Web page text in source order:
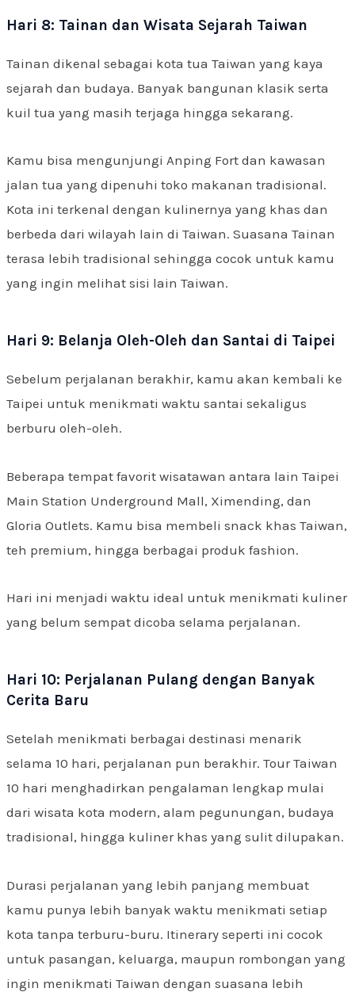
Hari 8: Tainan dan Wisata Sejarah Taiwan
Tainan dikenal sebagai kota tua Taiwan yang kaya
sejarah dan budaya. Banyak bangunan klasik serta
kuil tua yang masih terjaga hingga sekarang.
Kamu bisa mengunjungi Anping Fort dan kawasan
jalan tua yang dipenuhi toko makanan tradisional.
Kota ini terkenal dengan kulinernya yang khas dan
berbeda dari wilayah lain di Taiwan. Suasana Tainan
terasa lebih tradisional sehingga cocok untuk kamu
yang ingin melihat sisi lain Taiwan.
Hari 9: Belanja Oleh-Oleh dan Santai di Taipei
Sebelum perjalanan berakhir, kamu akan kembali ke
Taipei untuk menikmati waktu santai sekaligus
berburu oleh-oleh.
Beberapa tempat favorit wisatawan antara lain Taipei
Main Station Underground Mall, Ximending, dan
Gloria Outlets. Kamu bisa membeli snack khas Taiwan,
teh premium, hingga berbagai produk fashion.
Hari ini menjadi waktu ideal untuk menikmati kuliner
yang belum sempat dicoba selama perjalanan.
Hari 10: Perjalanan Pulang dengan Banyak
Cerita Baru
Setelah menikmati berbagai destinasi menarik
selama 10 hari, perjalanan pun berakhir. Tour Taiwan
10 hari menghadirkan pengalaman lengkap mulai
dari wisata kota modern, alam pegunungan, budaya
tradisional, hingga kuliner khas yang sulit dilupakan.
Durasi perjalanan yang lebih panjang membuat
kamu punya lebih banyak waktu menikmati setiap
kota tanpa terburu-buru. Itinerary seperti ini cocok
untuk pasangan, keluarga, maupun rombongan yang
ingin menikmati Taiwan dengan suasana lebih